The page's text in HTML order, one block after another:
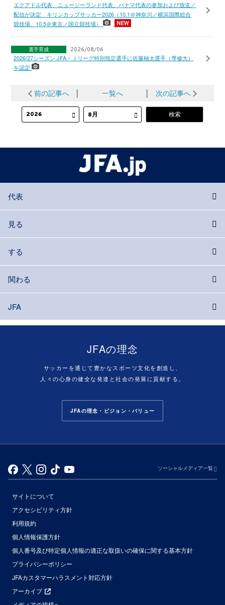
エクアドル代表、ニュージーランド代表、パナマ代表の参加および放送／
配信が決定 キリンカップサッカー2026（10.1＠神奈川／横浜国際総合
競技場、10.5＠東京／国立競技場）
選手育成 2026/08/06
2026/27シーズン JFA・Ｊリーグ特別指定選手に佐藤柚太選手（専修大）
を認定
前の記事へ 一覧へ 次の記事へ
代表
見る
する
関わる
JFA
JFAの理念
サッカーを通じて豊かなスポーツ文化を創造し、
人々の心身の健全な発達と社会の発展に貢献する。
JFAの理念・ビジョン・バリュー
ソーシャルメディア一覧
サイトについて
アクセシビリティ方針
利用規約
個人情報保護方針
個人番号及び特定個人情報の適正な取扱いの確保に関する基本方針
プライバシーポリシー
JFAカスタマーハラスメント対応方針
アーカイブ